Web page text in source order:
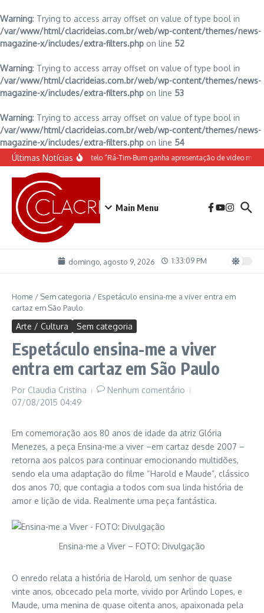
Warning: Trying to access array offset on value of type bool in
/var/www/html/clacrideias.com.br/web/wp-content/themes/news-
magazine-x/includes/extra-filters.php on line 52
Warning: Trying to access array offset on value of type bool in
/var/www/html/clacrideias.com.br/web/wp-content/themes/news-
magazine-x/includes/extra-filters.php on line 53
Warning: Trying to access array offset on value of type bool in
/var/www/html/clacrideias.com.br/web/wp-content/themes/news-
magazine-x/includes/extra-filters.php on line 54
Ir para o conteúdo
Últimas Notícias
O espetáculo do Castelo “Rá-Tim-Bum ganha apresentação de video
Main Menu
domingo, agosto 9, 2026 1:33:10 PM
Home / Sem categoria / Espetáculo ensina-me a viver entra em
cartaz em São Paulo
Arte / Cultura Sem categoria
Espetáculo ensina-me a viver
entra em cartaz em São Paulo
Por Claudia Cristina
Nenhum comentário
07/08/2015 04:49
Em comemoração aos 80 anos de idade da atriz Glória
Menezes, a peça Ensina-me a viver –em cartaz desde 2007 –
retorna aos palcos para continuar emocionando multidões,
sendo ela uma adaptação do filme “Harold e Maude”, clássico
dos anos 70, que contagia a todos com sua linda história de
amor e lição de vida. Realmente uma peça fantástica.
Ensina-me a Viver – FOTO: Divulgação
O enredo relata a história de Harold, um senhor de quase
vinte anos, obcecado pela morte, vivido por Arlindo Lopes, e
Maude, uma menina de quase oitenta anos, apaixonada pela